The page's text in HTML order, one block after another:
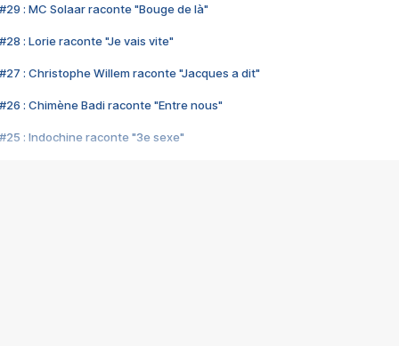
#29 : MC Solaar raconte "Bouge de là"
#28 : Lorie raconte "Je vais vite"
#27 : Christophe Willem raconte "Jacques a dit"
#26 : Chimène Badi raconte "Entre nous"
#25 : Indochine raconte "3e sexe"